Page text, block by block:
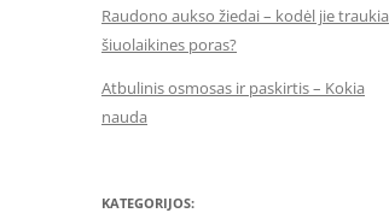
Raudono aukso žiedai – kodėl jie traukia
šiuolaikines poras?
Atbulinis osmosas ir paskirtis – Kokia
nauda
KATEGORIJOS: